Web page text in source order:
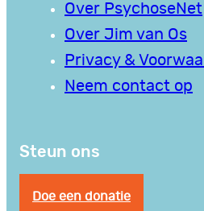
Over PsychoseNet
Over Jim van Os
Privacy &
Neem contact op
Steun ons
Doe een donatie